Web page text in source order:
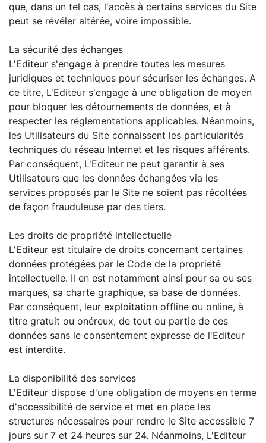
que, dans un tel cas, l'accès à certains services du Site
peut se révéler altérée, voire impossible.
La sécurité des échanges
L'Editeur s'engage à prendre toutes les mesures
juridiques et techniques pour sécuriser les échanges. A
ce titre, L'Editeur s'engage à une obligation de moyen
pour bloquer les détournements de données, et à
respecter les réglementations applicables. Néanmoins,
les Utilisateurs du Site connaissent les particularités
techniques du réseau Internet et les risques afférents.
Par conséquent, L'Editeur ne peut garantir à ses
Utilisateurs que les données échangées via les
services proposés par le Site ne soient pas récoltées
de façon frauduleuse par des tiers.
Les droits de propriété intellectuelle
L'Editeur est titulaire de droits concernant certaines
données protégées par le Code de la propriété
intellectuelle. Il en est notamment ainsi pour sa ou ses
marques, sa charte graphique, sa base de données.
Par conséquent, leur exploitation offline ou online, à
titre gratuit ou onéreux, de tout ou partie de ces
données sans le consentement expresse de l'Editeur
est interdite.
La disponibilité des services
L'Editeur dispose d'une obligation de moyens en terme
d'accessibilité de service et met en place les
structures nécessaires pour rendre le Site accessible 7
jours sur 7 et 24 heures sur 24. Néanmoins, L'Editeur